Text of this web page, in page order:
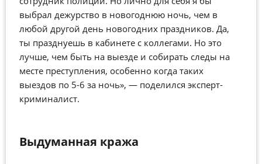
выбрал дежурство в новогоднюю ночь, чем в
любой другой день новогодних праздников. Да,
ты празднуешь в кабинете с коллегами. Но это
лучше, чем быть на выезде и собирать следы на
месте преступления, особенно когда таких
выездов по 5-6 за ночь», — поделился эксперт-
криминалист.
Выдуманная кража